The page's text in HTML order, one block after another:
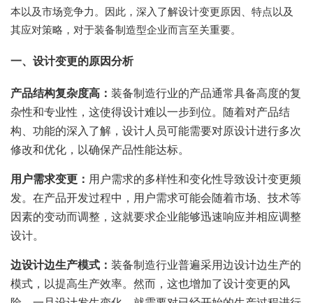
本以及市场竞争力。因此，深入了解设计变更原因、特点以及
其应对策略，对于装备制造型企业而言至关重要。
一、设计变更的原因分析
产品结构复杂度高： 装备制造行业的产品通常具备高度的复
杂性和专业性，这使得设计难以一步到位。随着对产品结
构、功能的深入了解，设计人员可能需要对原设计进行多次
修改和优化，以确保产品性能达标。
用户需求变更： 用户需求的多样性和变化性导致设计变更频
发。在产品开发过程中，用户需求可能会随着市场、技术等
因素的变动而调整，这就要求企业能够迅速响应并相应调整
设计。
边设计边生产模式： 装备制造行业普遍采用边设计边生产的
模式，以提高生产效率。然而，这也增加了设计变更的风